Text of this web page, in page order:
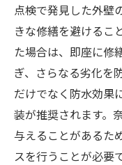
点検で発見した外壁
きな修繕を避けるこ
た場合は、即座に修
ぎ、さらなる劣化を
だけでなく防水効果
装が推奨されます。
与えることがあるた
スを行うことが必要